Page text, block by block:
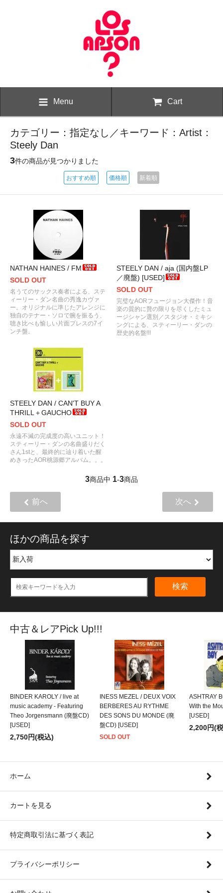
Menu Cart
カテゴリー：指定なし／キーワード：Artist：
Steely Dan
3件の商品が見つかりました
おすすめ順 価格順 新着順
NATHAN HAINES / FM
SOLD OUT
名うてのサックス奏者による、ステ
ィーリー・ダン名曲の秀逸カヴァ
ー。オリジナルに準じたアレンジに
独自のテナー・ソロで腕を振るう、
聴き比べも愉しい片面プレスの7イ
ンチ盤。
STEELY DAN / aja (国内盤LP
／廃盤) [USED]
SOLD OUT
完璧なAORフュージョン大傑作！音
楽の質的に贅の限りを尽くしたミュ
ージシャン選別／スタジオ・ミキシ
ングによる、スティーリー・ダンの
歴史的名盤!!!
STEELY DAN / CAN'T BUY A
THRILL＋GAUCHO
SOLD OUT
永遠不滅の完成度の高いユニット！
スティーリー・ダンの名曲盛りだく
さん1stと、最終的に辿り着いた醒
めきったAOR桃源郷アルバム。。。
3商品中 1-3商品
前へ 次へ
ほかの商品を探す
検索
中古＆レアPick Up!!!
BINDER KAROLY / live at
music academy - Featuring
Theo Jorgensmann (廃盤CD)
[USED]
2,750円(税込)
INESS MEZEL / DEUX VOIX
BERBERES AU RYTHME
DES SONS DU MONDE (廃
盤CD) [USED]
SOLD OUT
ASHTRAY
With the
[USED]
2,200円(
ホーム
カートを見る
特定商取引法に基づく表記
プライバシーポリシー